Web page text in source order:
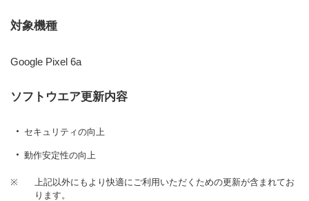
対象機種
Google Pixel 6a
ソフトウエア更新内容
セキュリティの向上
動作安定性の向上
※
上記以外にもより快適にご利用いただくための更新が含まれてお
ります。